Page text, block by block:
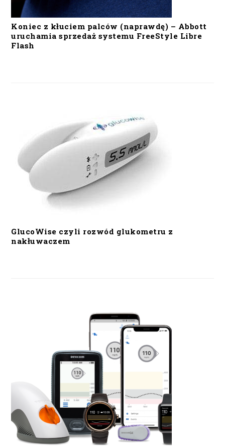
Koniec z kłuciem palców (naprawdę) – Abbott
uruchamia sprzedaż systemu FreeStyle Libre
Flash
GlucoWise czyli rozwód glukometru z
nakłuwaczem